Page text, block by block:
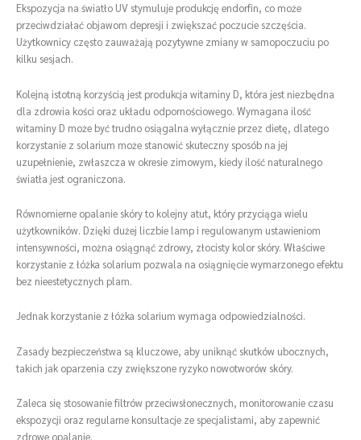
Ekspozycja na światło UV stymuluje produkcję endorfin, co może
przeciwdziałać objawom depresji i zwiększać poczucie szczęścia.
Użytkownicy często zauważają pozytywne zmiany w samopoczuciu po
kilku sesjach.
Kolejną istotną korzyścią jest produkcja witaminy D, która jest niezbędna
dla zdrowia kości oraz układu odpornościowego. Wymagana ilość
witaminy D może być trudno osiągalna wyłącznie przez dietę, dlatego
korzystanie z solarium może stanowić skuteczny sposób na jej
uzupełnienie, zwłaszcza w okresie zimowym, kiedy ilość naturalnego
światła jest ograniczona.
Równomierne opalanie skóry to kolejny atut, który przyciąga wielu
użytkowników. Dzięki dużej liczbie lamp i regulowanym ustawieniom
intensywności, można osiągnąć zdrowy, złocisty kolor skóry. Właściwe
korzystanie z łóżka solarium pozwala na osiągnięcie wymarzonego efektu
bez nieestetycznych plam.
Jednak korzystanie z łóżka solarium wymaga odpowiedzialności.
Zasady bezpieczeństwa są kluczowe, aby uniknąć skutków ubocznych,
takich jak oparzenia czy zwiększone ryzyko nowotworów skóry.
Zaleca się stosowanie filtrów przeciwsłonecznych, monitorowanie czasu
ekspozycji oraz regularne konsultacje ze specjalistami, aby zapewnić
zdrowe opalanie.